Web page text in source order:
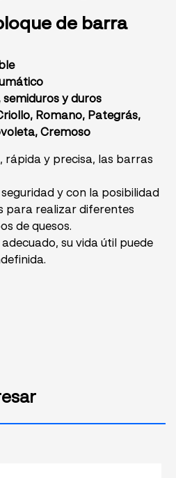
de barra
semiduros y duros
Romano, Pategrás,
Cremoso
y precisa, las barras
y con la posibilidad
para realizar diferentes
de quesos.
su vida útil puede